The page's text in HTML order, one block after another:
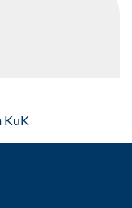
KuK: Per E-Mail